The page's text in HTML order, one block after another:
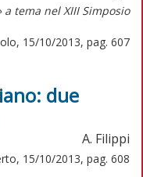
tema nel XIII Simposio
15/10/2013, pag. 607
due
A. Filippi
15/10/2013, pag. 608